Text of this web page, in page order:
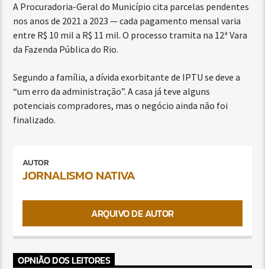
A Procuradoria-Geral do Município cita parcelas pendentes
nos anos de 2021 a 2023 — cada pagamento mensal varia
entre R$ 10 mil a R$ 11 mil. O processo tramita na 12ª Vara
da Fazenda Pública do Rio.
Segundo a família, a dívida exorbitante de IPTU se deve a
“um erro da administração”. A casa já teve alguns
potenciais compradores, mas o negócio ainda não foi
finalizado.
AUTOR
JORNALISMO NATIVA
ARQUIVO DE AUTOR
OPNIÃO DOS LEITORES